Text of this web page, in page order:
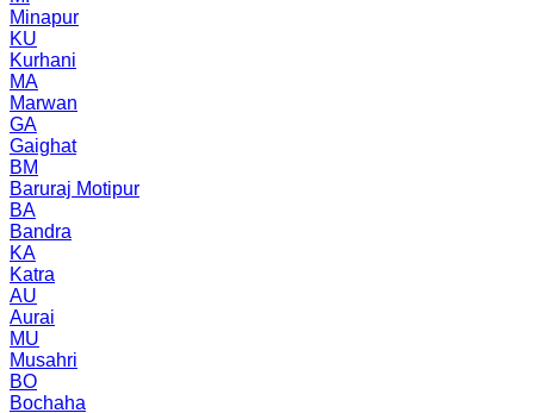
Minapur
KU
Kurhani
MA
Marwan
GA
Gaighat
BM
Baruraj Motipur
BA
Bandra
KA
Katra
AU
Aurai
MU
Musahri
BO
Bochaha